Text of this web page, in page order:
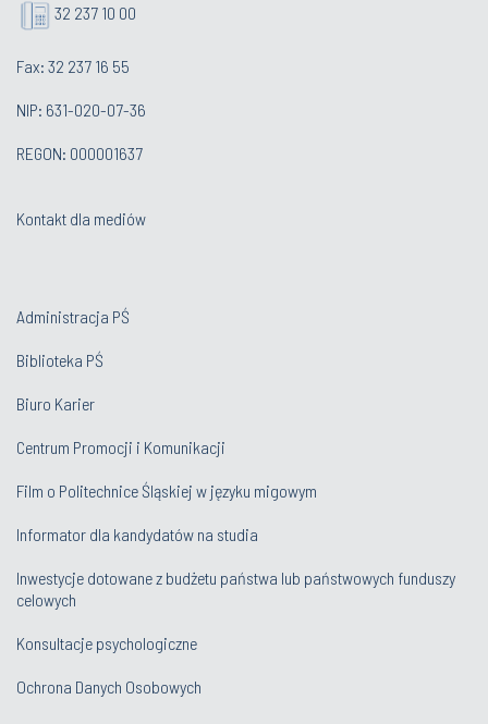
32 237 10 00
Fax: 32 237 16 55
NIP: 631-020-07-36
REGON: 000001637
Kontakt dla mediów
Administracja PŚ
Biblioteka PŚ
Biuro Karier
Centrum Promocji i Komunikacji
Film o Politechnice Śląskiej w języku migowym
Informator dla kandydatów na studia
Inwestycje dotowane z budżetu państwa lub państwowych funduszy
celowych
Konsultacje psychologiczne
Ochrona Danych Osobowych